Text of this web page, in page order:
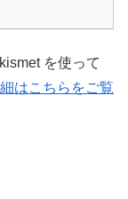
を使って
はこちらをご覧